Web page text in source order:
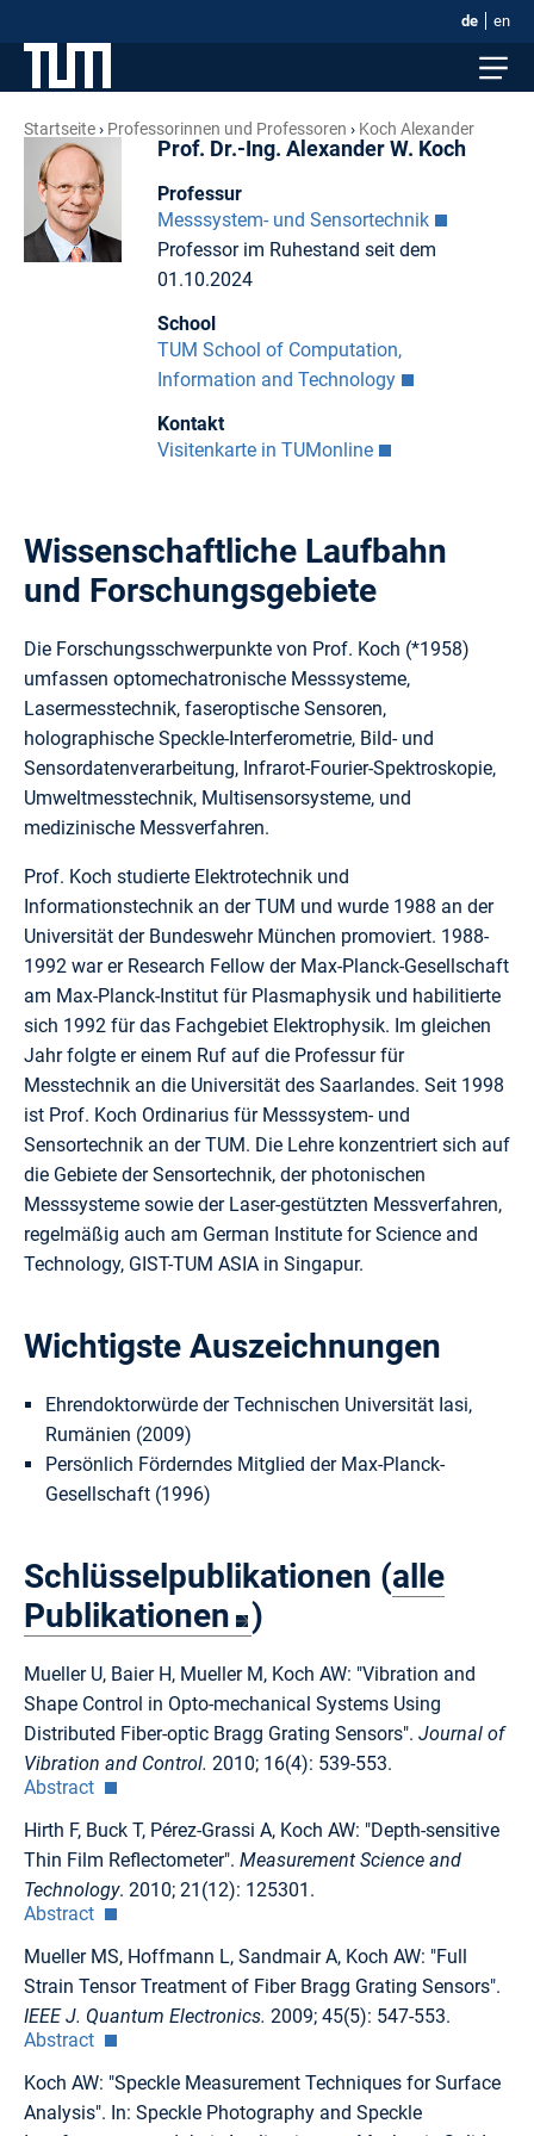
de en
Startseite Professorinnen und Professoren Koch Alexander
Prof. Dr.-Ing. Alexander W. Koch
Professur
Messsystem- und Sensortechnik
Professor im Ruhestand seit dem
01.10.2024
School
TUM School of Computation,
Information and Technology
Kontakt
Visitenkarte in TUMonline
Wissenschaftliche Laufbahn
und Forschungsgebiete
Die Forschungsschwerpunkte von Prof. Koch (*1958)
umfassen optomechatronische Messsysteme,
Lasermesstechnik, faseroptische Sensoren,
holographische Speckle-Interferometrie, Bild- und
Sensordatenverarbeitung, Infrarot-Fourier-Spektroskopie,
Umweltmesstechnik, Multisensorsysteme, und
medizinische Messverfahren.
Prof. Koch studierte Elektrotechnik und
Informationstechnik an der TUM und wurde 1988 an der
Universität der Bundeswehr München promoviert. 1988-
1992 war er Research Fellow der Max-Planck-Gesellschaft
am Max-Planck-Institut für Plasmaphysik und habilitierte
sich 1992 für das Fachgebiet Elektrophysik. Im gleichen
Jahr folgte er einem Ruf auf die Professur für
Messtechnik an die Universität des Saarlandes. Seit 1998
ist Prof. Koch Ordinarius für Messsystem- und
Sensortechnik an der TUM. Die Lehre konzentriert sich auf
die Gebiete der Sensortechnik, der photonischen
Messsysteme sowie der Laser-gestützten Messverfahren,
regelmäßig auch am German Institute for Science and
Technology, GIST-TUM ASIA in Singapur.
Wichtigste Auszeichnungen
Ehrendoktorwürde der Technischen Universität Iasi,
Rumänien (2009)
Persönlich Förderndes Mitglied der Max-Planck-
Gesellschaft (1996)
Schlüsselpublikationen (alle
Publikationen )
Mueller U, Baier H, Mueller M, Koch AW: "Vibration and
Shape Control in Opto-mechanical Systems Using
Distributed Fiber-optic Bragg Grating Sensors". Journal of
Vibration and Control. 2010; 16(4): 539-553.
Abstract
Hirth F, Buck T, Pérez-Grassi A, Koch AW: "Depth-sensitive
Thin Film Reflectometer". Measurement Science and
Technology. 2010; 21(12): 125301.
Abstract
Mueller MS, Hoffmann L, Sandmair A, Koch AW: "Full
Strain Tensor Treatment of Fiber Bragg Grating Sensors".
IEEE J. Quantum Electronics. 2009; 45(5): 547-553.
Abstract
Koch AW: "Speckle Measurement Techniques for Surface
Analysis". In: Speckle Photography and Speckle